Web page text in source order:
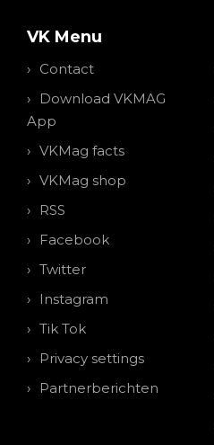
VK Menu
Contact
Download VKMAG
App
VKMag facts
VKMag shop
RSS
Facebook
Twitter
Instagram
Tik Tok
Privacy settings
Partnerberichten